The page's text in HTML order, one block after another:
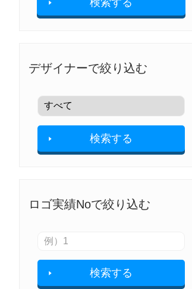
検索する
デザイナーで絞り込む
検索する
ロゴ実績Noで絞り込む
検索する